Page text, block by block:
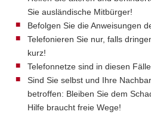
Sie ausländische Mitbürger!
Befolgen Sie die Anweisungen
Telefonieren Sie nur, falls
kurz!
Telefonnetze sind in diesen
Sind Sie selbst und Ihre
betroffen: Bleiben Sie dem
Hilfe braucht freie Wege!